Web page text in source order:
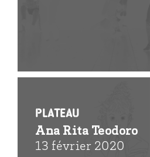
Plateau
Ana Rita Teodoro
13 février 2020